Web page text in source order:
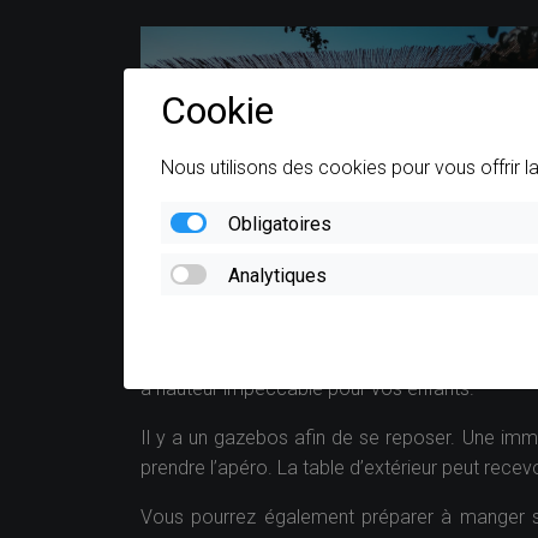
à hauteur impeccable pour vos enfants.
Il y a un gazebos afin de se reposer. Une
prendre l’apéro. La table d’extérieur peut
Vous pourrez également préparer à
Cookie
Nous utilisons des cookies pour vous offrir
Obligatoires
Analytiques